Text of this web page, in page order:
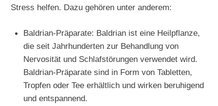
Stress helfen. Dazu gehören unter anderem:
Baldrian-Präparate: Baldrian ist eine Heilpflanze,
die seit Jahrhunderten zur Behandlung von
Nervosität und Schlafstörungen verwendet wird.
Baldrian-Präparate sind in Form von Tabletten,
Tropfen oder Tee erhältlich und wirken beruhigend
und entspannend.